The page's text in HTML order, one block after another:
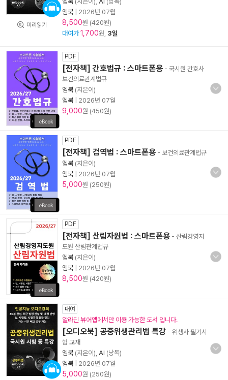
미리읽기
엠북
2026년 07월
8,500원 (420원)
대여가 1,700원, 3일
PDF
[전자책] 간호법규 : 스마트폰용 - 국시원 간호사
보건의료관계법규
엠북 (지은이)
엠북
2026년 07월
9,000원 (450원)
PDF
[전자책] 검역법 : 스마트폰용 - 보건의료관계법규
엠북 (지은이)
엠북
2026년 07월
5,000원 (250원)
PDF
[전자책] 산림자원법 : 스마트폰용 - 산림경영지
도원 산림관계법규
엠북 (지은이)
엠북
2026년 07월
8,500원 (420원)
대여
알라딘 뷰어앱에서만 이용 가능한 도서 입니다.
[오디오북] 공중위생관리법 특강 - 위생사 필기시
험 교재
엠북 (지은이), AI (낭독)
엠북
2026년 07월
5,000원 (250원)